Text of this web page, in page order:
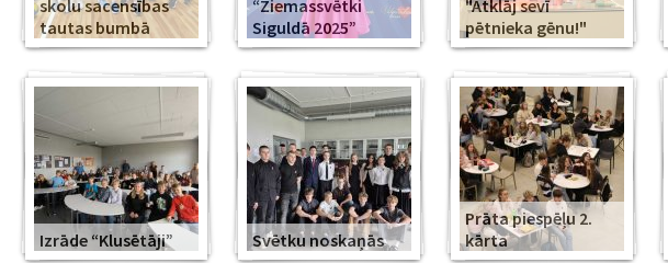
skolu sacensības
tautas bumbā
“Ziemassvētki
Siguldā 2025”
"Atklāj sevī
pētnieka gēnu!"
Izrāde “Klusētāji” Svētku noskaņās
Prāta piespēļu 2.
kārta